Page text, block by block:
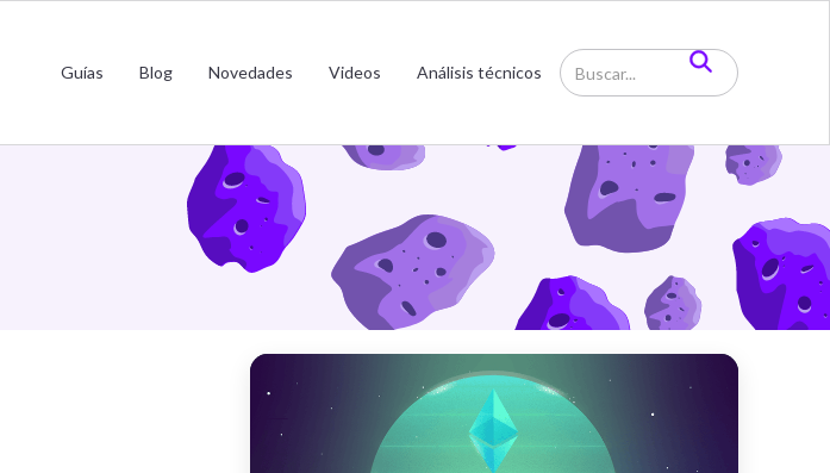
Guías Blog Novedades Videos Análisis técnicos